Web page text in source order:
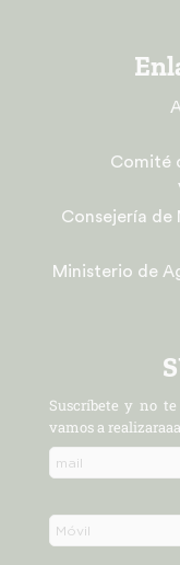
Comité
Consejería
Ministerio de
Suscríbete y no
vamos a